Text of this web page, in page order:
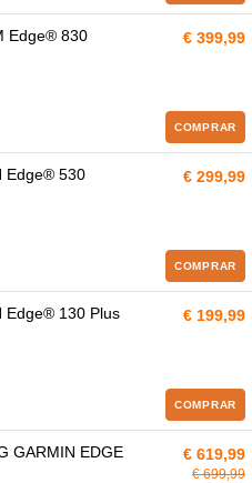
Edge® 830 € 399,99
COMPRAR
Edge® 530 € 299,99
COMPRAR
Edge® 130 Plus € 199,99
COMPRAR
GARMIN EDGE
€ 619,99
€ 699,99